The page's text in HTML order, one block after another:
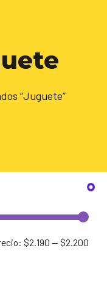
“Juguete”
$2.190 —$2.200